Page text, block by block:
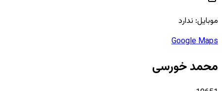
موبایل: ندارد
Google Maps
محمد خورسی